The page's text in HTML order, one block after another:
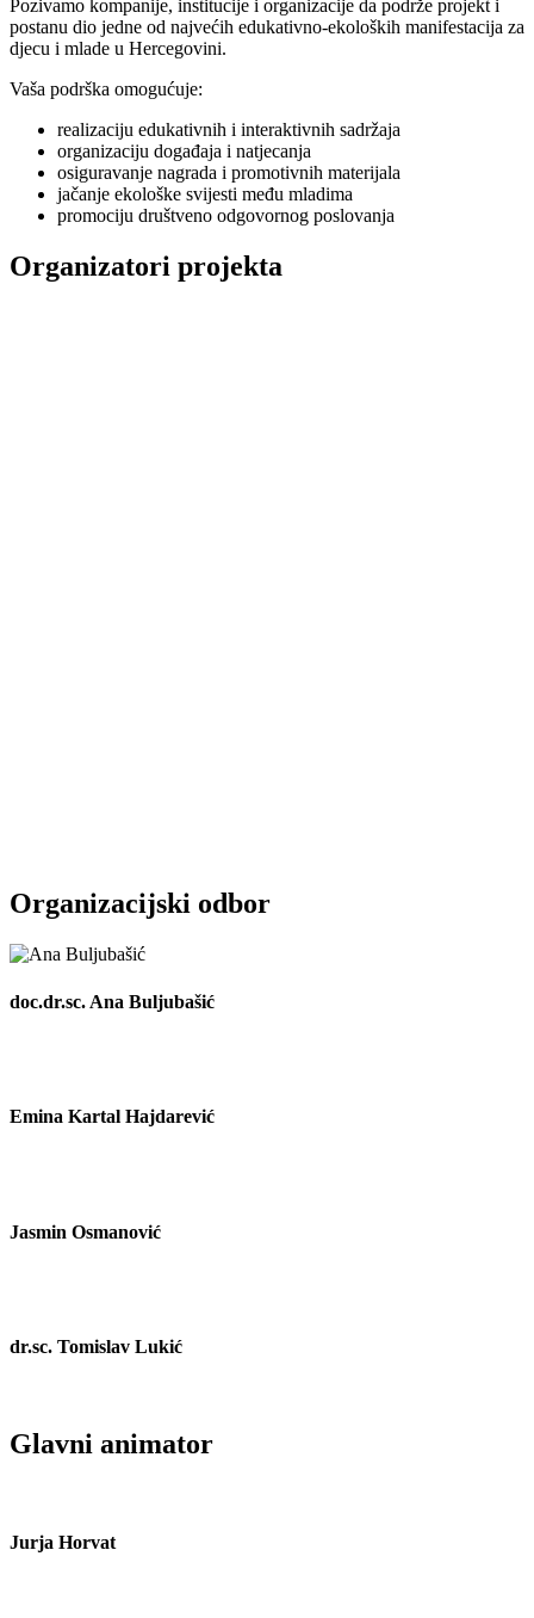
Pozivamo kompanije, institucije i organizacije da podrže projekt i
postanu dio jedne od najvećih edukativno-ekoloških manifestacija za
djecu i mlade u Hercegovini.
Vaša podrška omogućuje:
realizaciju edukativnih i interaktivnih sadržaja
organizaciju događaja i natjecanja
osiguravanje nagrada i promotivnih materijala
jačanje ekološke svijesti među mladima
promociju društveno odgovornog poslovanja
Organizatori projekta
Organizacijski odbor
doc.dr.sc. Ana Buljubašić
Emina Kartal Hajdarević
Jasmin Osmanović
dr.sc. Tomislav Lukić
Glavni animator
Jurja Horvat